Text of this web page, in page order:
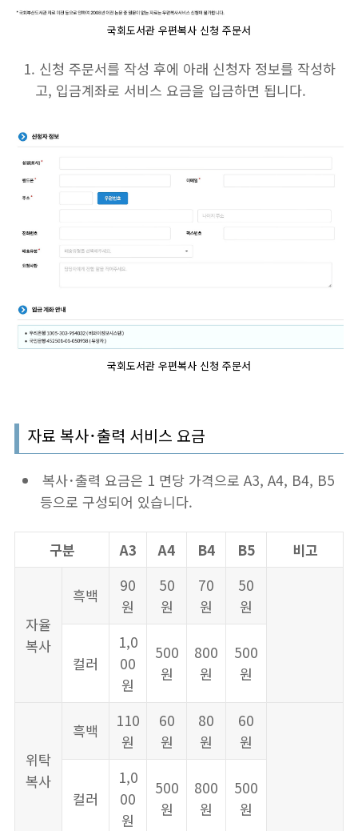
국회도서관 우편복사 신청 주문서
신청 주문서를 작성 후에 아래 신청자 정보를 작성하
고, 입금계좌로 서비스 요금을 입금하면 됩니다.
국회도서관 우편복사 신청 주문서
자료 복사･출력 서비스 요금
복사･출력 요금은 1 면당 가격으로 A3, A4, B4, B5
등으로 구성되어 있습니다.
구분 A3 A4 B4 B5 비고
자율
복사
흑백
90
원
50
원
70
원
50
원
컬러
1,0
00
원
500
원
800
원
500
원
위탁
복사
흑백
110
원
60
원
80
원
60
원
컬러
1,0
00
원
500
원
800
원
500
원